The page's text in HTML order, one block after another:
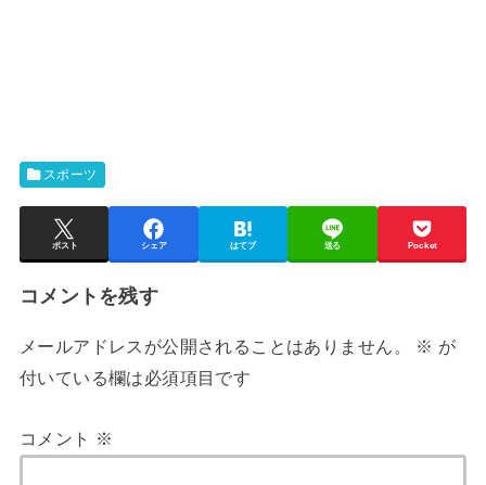
スポーツ
ポスト シェア はてブ 送る Pocket
コメントを残す
メールアドレスが公開されることはありません。 ※ が
付いている欄は必須項目です
コメント ※